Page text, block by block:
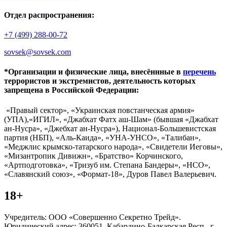
Отдел распространения:
+7 (499) 288-00-72
sovsek@sovsek.com
*Организации и физические лица, внесённные в перечень
террористов и экстремистов, деятельность которых
запрещена в Российской Федерации:
«Правый сектор», «Украинская повстанческая армия»
(УПА),«ИГИЛ», «Джабхат Фатх аш-Шам» (бывшая «Джабхат
ан-Нусра», «Джебхат ан-Нусра»), Национал-Большевистская
партия (НБП), «Аль-Каида», «УНА-УНСО», «Талибан»,
«Меджлис крымско-татарского народа», «Свидетели Иеговы»,
«Мизантропик Дивижн», «Братство» Корчинского,
«Артподготовка», «Тризуб им. Степана Бандеры», «НСО»,
«Славянский союз», «Формат-18», Дуров Павел Валерьевич.
18+
Учредитель: ООО «Совершенно Секретно Трейд».